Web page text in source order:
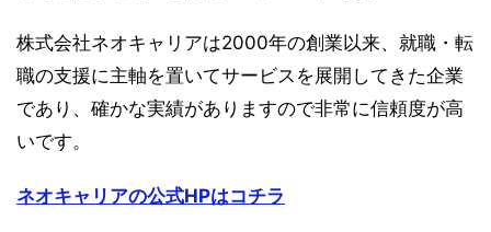
株式会社ネオキャリアは2000年の創業以来、就職・転
職の支援に主軸を置いてサービスを展開してきた企業
であり、確かな実績がありますので非常に信頼度が高
いです。
ネオキャリアの公式HPはコチラ